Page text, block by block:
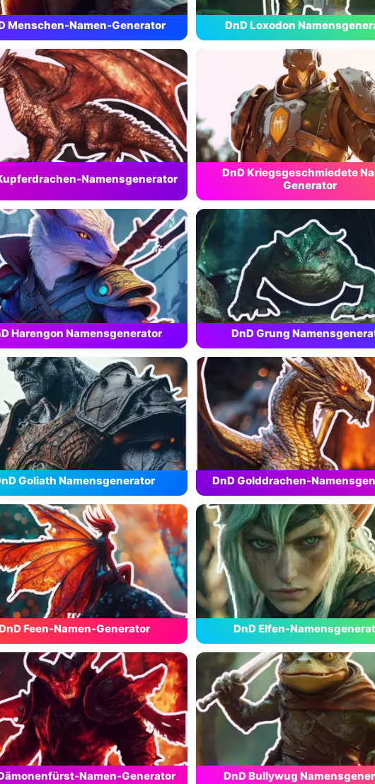
Menschen-Namen-Generator DnD Loxodon
Namensgenerator
DnD Kriegsgeschmiedete
Generator
Harengon Namensgenerator DnD Grung
Goliath Namensgenerator DnD Golddrachen-
Feen-Namen-Generator DnD Elfen-
Namen-Generator DnD Bullywug